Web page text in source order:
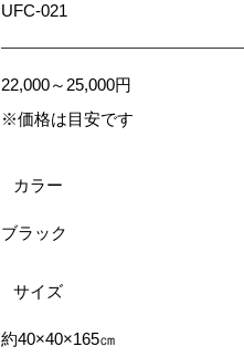
UFC-021
22,000～25,000円
※価格は目安です
カラー
ブラック
サイズ
約40×40×165㎝